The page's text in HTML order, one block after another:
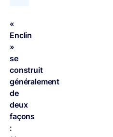
«
Enclin
»
se
construit
généralement
de
deux
façons
: